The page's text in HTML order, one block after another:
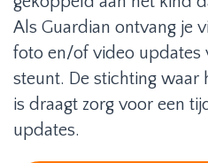
Als Guardian ontvang je
foto en/of video updates
steunt. De stichting
is draagt zorg voor een
updates.